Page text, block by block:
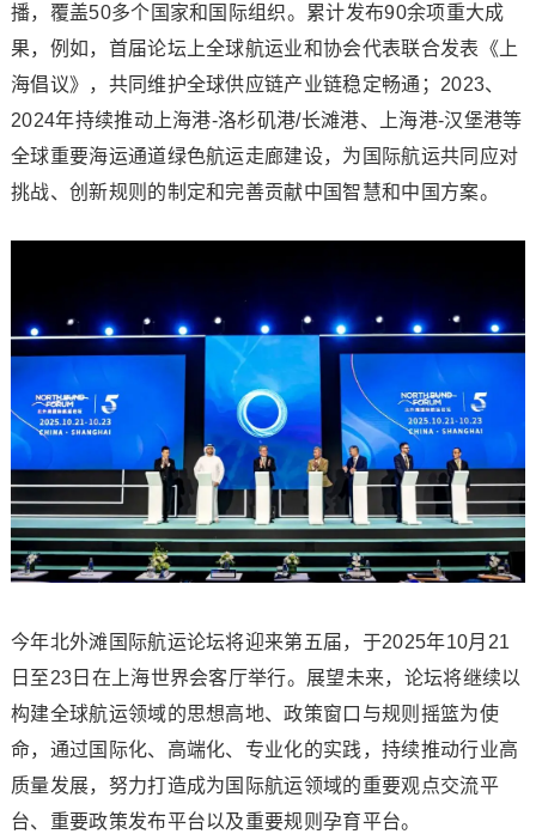
播，覆盖50多个国家和国际组织。累计发布90余项重大成
果，例如，首届论坛上全球航运业和协会代表联合发表《上
海倡议》，共同维护全球供应链产业链稳定畅通；2023、
2024年持续推动上海港-洛杉矶港/长滩港、上海港-汉堡港等
全球重要海运通道绿色航运走廊建设，为国际航运共同应对
挑战、创新规则的制定和完善贡献中国智慧和中国方案。
今年北外滩国际航运论坛将迎来第五届，于2025年10月21
日至23日在上海世界会客厅举行。展望未来，论坛将继续以
构建全球航运领域的思想高地、政策窗口与规则摇篮为使
命，通过国际化、高端化、专业化的实践，持续推动行业高
质量发展，努力打造成为国际航运领域的重要观点交流平
台、重要政策发布平台以及重要规则孕育平台。